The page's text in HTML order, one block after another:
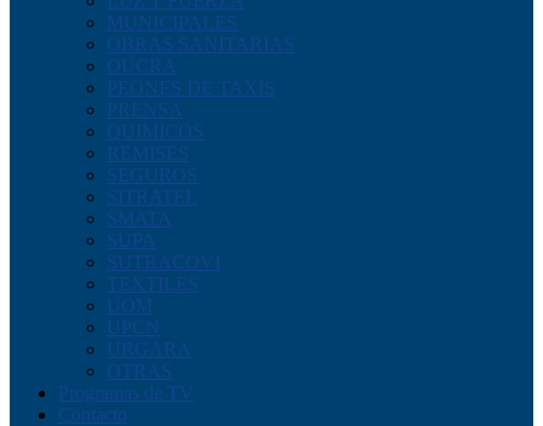
MUNICIPALES
OBRAS SANITARIAS
OUCRA
PEONES DE TAXIS
PRENSA
QUIMICOS
REMISES
SEGUROS
SITRATEL
SMATA
SUPA
SUTRACOVI
TEXTILES
UOM
UPCN
URGARA
OTRAS
Programas de TV
Contacto